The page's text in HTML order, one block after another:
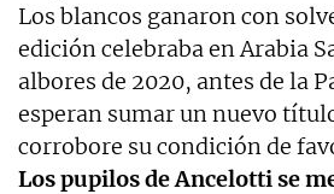
Los blancos ganaron con
edición celebraba en Arabia
albores de 2020, antes de la
esperan sumar un nuevo
corrobore su condición de
Los pupilos de Ancelotti se